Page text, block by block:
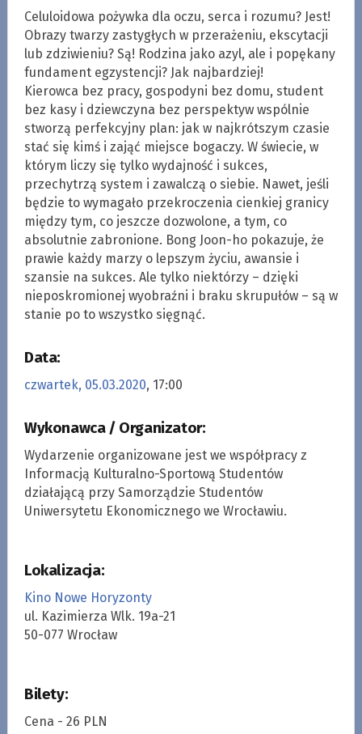
Celuloidowa pożywka dla oczu, serca i rozumu? Jest!
Obrazy twarzy zastygłych w przerażeniu, ekscytacji
lub zdziwieniu? Są! Rodzina jako azyl, ale i popękany
fundament egzystencji? Jak najbardziej!
Kierowca bez pracy, gospodyni bez domu, student
bez kasy i dziewczyna bez perspektyw wspólnie
stworzą perfekcyjny plan: jak w najkrótszym czasie
stać się kimś i zająć miejsce bogaczy. W świecie, w
którym liczy się tylko wydajność i sukces,
przechytrzą system i zawalczą o siebie. Nawet, jeśli
będzie to wymagało przekroczenia cienkiej granicy
między tym, co jeszcze dozwolone, a tym, co
absolutnie zabronione. Bong Joon-ho pokazuje, że
prawie każdy marzy o lepszym życiu, awansie i
szansie na sukces. Ale tylko niektórzy – dzięki
nieposkromionej wyobraźni i braku skrupułów – są w
stanie po to wszystko sięgnąć.
Data:
czwartek, 05.03.2020, 17:00
Wykonawca / Organizator:
Wydarzenie organizowane jest we współpracy z
Informacją Kulturalno-Sportową Studentów
działającą przy Samorządzie Studentów
Uniwersytetu Ekonomicznego we Wrocławiu.
Lokalizacja:
Kino Nowe Horyzonty
ul. Kazimierza Wlk. 19a-21
50-077 Wrocław
Bilety:
Cena - 26 PLN